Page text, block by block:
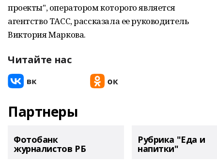
проекты", оператором которого является
агентство ТАСС, рассказала ее руководитель
Виктория Маркова.
Читайте нас
Партнеры
Фотобанк
журналистов РБ
Рубрика "Еда и
напитки"